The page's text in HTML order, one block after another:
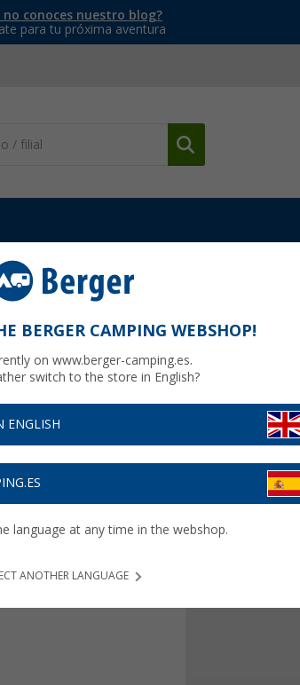
no conoces nuestro blog?
para tu próxima aventura
Brazo de sujeción de bicicletas para Bike-Block
Pro 2
€
Recibe un
Versión
BERGER CAMPING WEBSHOP!
on www.berger-camping.es.
switch to the store in English?
ENGLISH
language at any time in the webshop.
ANOTHER LANGUAGE